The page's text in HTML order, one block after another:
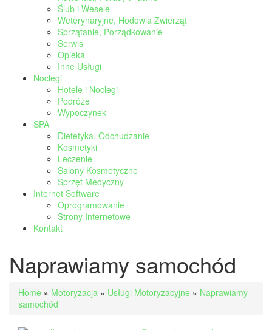
Ślub i Wesele
Weterynaryjne, Hodowla Zwierząt
Sprzątanie, Porządkowanie
Serwis
Opieka
Inne Usługi
Noclegi
Hotele i Noclegi
Podróże
Wypoczynek
SPA
Dietetyka, Odchudzanie
Kosmetyki
Leczenie
Salony Kosmetyczne
Sprzęt Medyczny
Internet Software
Oprogramowanie
Strony Internetowe
Kontakt
Naprawiamy samochód
Home » Motoryzacja » Usługi Motoryzacyjne » Naprawiamy
samochód